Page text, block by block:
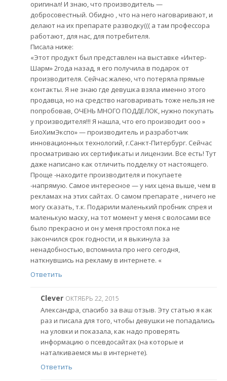
оригинал! И знаю, что производитель —
добросовестный. Обидно , что на него наговаривают, и
делают на их препарате разводку((( а там профессора
работают, для нас, для потребителя.
Писала ниже:
«Этот продукт был представлен на выставке «Интер-
Шарм» 2года назад, я его получила в подарок от
производителя. Сейчас жалею, что потеряла прямые
контакты. Я не знаю где девушка взяла именно этого
продавца, но на средство наговаривать тоже нельзя не
попробовав, ОЧЕНЬ МНОГО ПОДДЕЛОК, нужно покупать
у производителя!!! Я нашла, что его производит ооо »
БиоХимЭкспо» — производитель и разработчик
инновационных технологий, г.Санкт-Питербург. Сейчас
просматриваю их сертификаты и лицензии. Все есть! Тут
даже написано как отличить подделку от настоящего.
Проще -находите производителя и покупаете
-напрямую. Самое интересное — у них цена выше, чем в
рекламах на этих сайтах. О самом препарате , ничего не
могу сказать, т.к. Подарили маленький пробник спрея и
маленькую маску, на тот момент у меня с волосами все
было прекрасно и он у меня простоял пока не
закончился срок годности, и я выкинула за
ненадобностью, вспомнила про него сегодня,
наткнувшись на рекламу в интернете. «
Ответить
Clever ОКТЯБРЬ 22, 2015
Александра, спасибо за ваш отзыв. Эту статью я как
раз и писала для того, чтобы девушки не попадались
на уловки и показала, как надо проверять
информацию о псевдосайтах (на которые и
наталкиваемся мы в интернете).
Ответить